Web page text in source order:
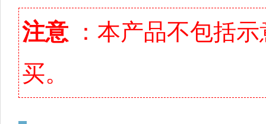
注意
：本产品不包括
买。